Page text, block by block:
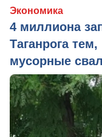
Экономика
4 миллиона
Таганрога
мусорные